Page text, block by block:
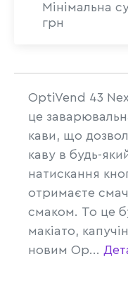
Мінімальна
грн
OptiVend 43
це
кави, що
каву в будь-
натискання
отримаєте
смаком. То це
макіато,
новим Op...